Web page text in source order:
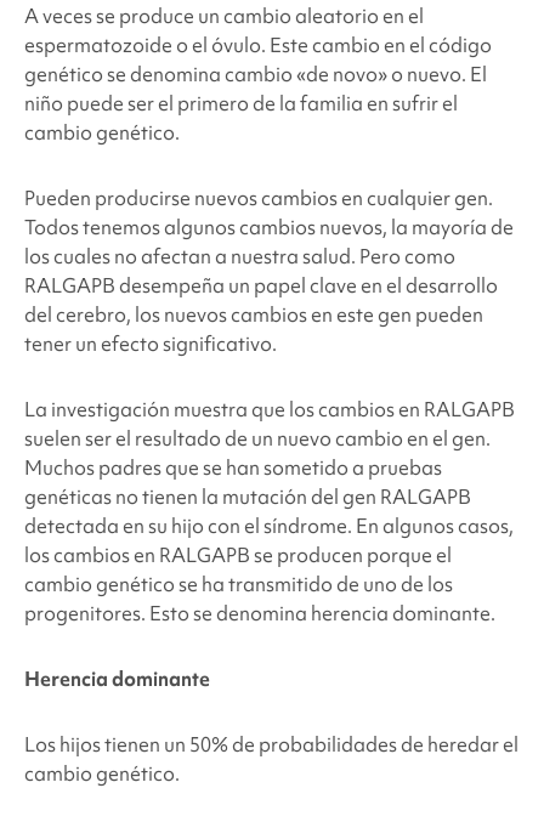
A veces se produce un cambio aleatorio en el
espermatozoide o el óvulo. Este cambio en el código
genético se denomina cambio «de novo» o nuevo. El
niño puede ser el primero de la familia en sufrir el
cambio genético.
Pueden producirse nuevos cambios en cualquier gen.
Todos tenemos algunos cambios nuevos, la mayoría de
los cuales no afectan a nuestra salud. Pero como
RALGAPB desempeña un papel clave en el desarrollo
del cerebro, los nuevos cambios en este gen pueden
tener un efecto significativo.
La investigación muestra que los cambios en RALGAPB
suelen ser el resultado de un nuevo cambio en el gen.
Muchos padres que se han sometido a pruebas
genéticas no tienen la mutación del gen RALGAPB
detectada en su hijo con el síndrome. En algunos casos,
los cambios en RALGAPB se producen porque el
cambio genético se ha transmitido de uno de los
progenitores. Esto se denomina herencia dominante.
Herencia dominante
Los hijos tienen un 50% de probabilidades de heredar el
cambio genético.